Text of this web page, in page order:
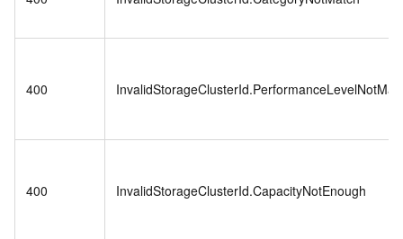
400
400 InvalidStorageClusterId.CapacityNotEnough